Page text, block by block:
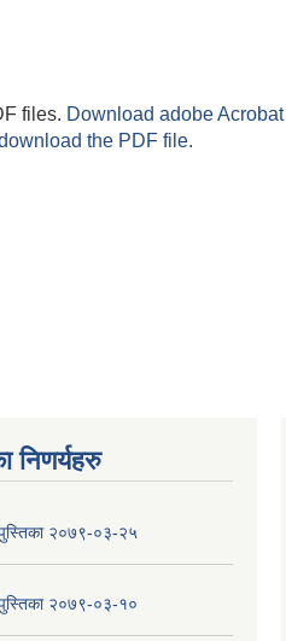
files. Download adobe Acrobat
the PDF file.
निणर्यहरु
पुस्तिका २०७९-०३-२५
पुस्तिका २०७९-०३-१०